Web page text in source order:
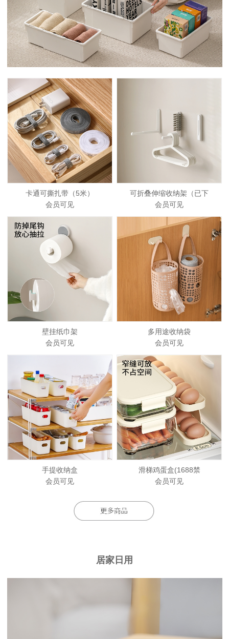
卡通可撕扎带（5米）
会员可见
可折叠伸缩收纳架（已下
会员可见
壁挂纸巾架
会员可见
多用途收纳袋
会员可见
手提收纳盒
会员可见
滑梯鸡蛋盒(1688禁
会员可见
居家日用